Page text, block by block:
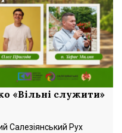
«Вільні служити»
Салезіянський Рух